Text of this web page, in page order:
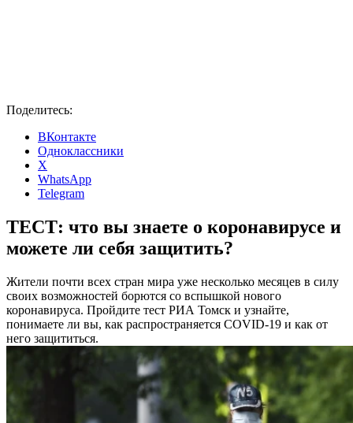
Поделитесь:
ВКонтакте
Одноклассники
X
WhatsApp
Telegram
ТЕСТ: что вы знаете о коронавирусе и
можете ли себя защитить?
Жители почти всех стран мира уже несколько месяцев в силу
своих возможностей борются со вспышкой нового
коронавируса. Пройдите тест РИА Томск и узнайте,
понимаете ли вы, как распространяется COVID-19 и как от
него защититься.